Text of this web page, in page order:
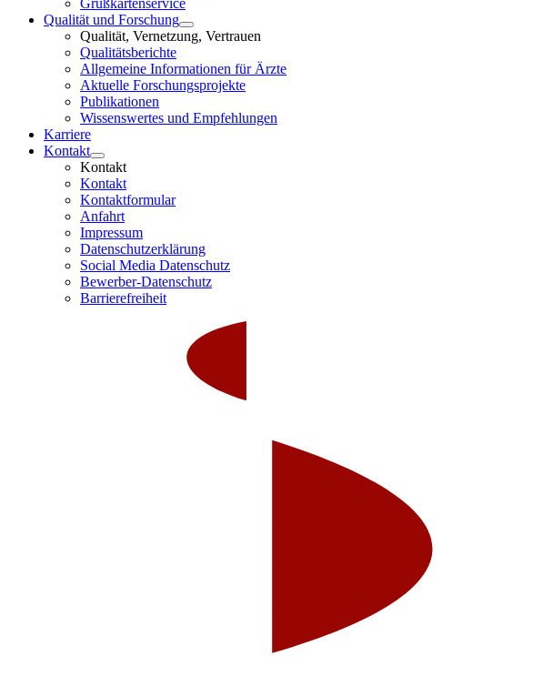
Grußkartenservice
Qualität und Forschung
Qualität, Vernetzung, Vertrauen
Qualitätsberichte
Allgemeine Informationen für Ärzte
Aktuelle Forschungsprojekte
Publikationen
Wissenswertes und Empfehlungen
Karriere
Kontakt
Kontakt
Kontakt
Kontaktformular
Anfahrt
Impressum
Datenschutzerklärung
Social Media Datenschutz
Bewerber-Datenschutz
Barrierefreiheit